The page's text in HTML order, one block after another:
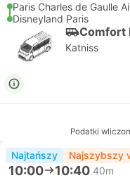
Paris Charles de Gaulle
Disneyland Paris
Comfort
Katniss
Podatki
Najtańszy Najszybszy
10:00 10:40 40m